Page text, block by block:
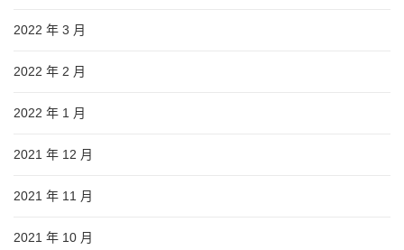
2022 年 3 月
2022 年 2 月
2022 年 1 月
2021 年 12 月
2021 年 11 月
2021 年 10 月